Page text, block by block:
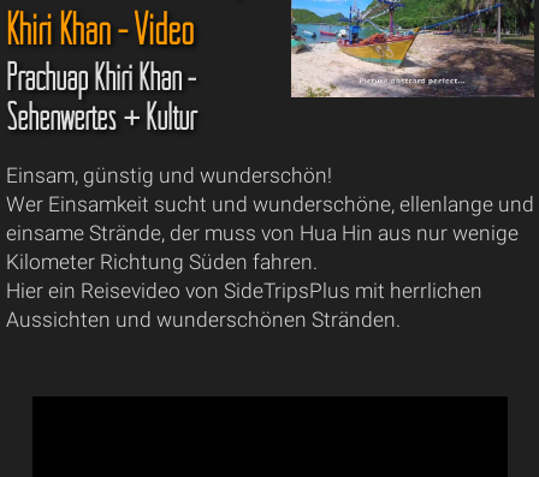
Khiri Khan - Video
Prachuap Khiri Khan -
Sehenwertes + Kultur
Einsam, günstig und wunderschön!
Wer Einsamkeit sucht und wunderschöne, ellenlange und
einsame Strände, der muss von Hua Hin aus nur wenige
Kilometer Richtung Süden fahren.
Hier ein Reisevideo von SideTripsPlus mit herrlichen
Aussichten und wunderschönen Stränden.